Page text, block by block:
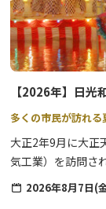
▼当日の流れ
受付 → お守り
帳拝観
【2026年】日光
多くの市民が訪れる
大正2年9月に大
気工業）を訪問さ
当時、天皇が民間
大任を果たした
2026年8月7日(